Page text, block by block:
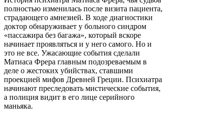
полностью изменилась после визита пациента,
страдающего амнезией. В ходе диагностики
доктор обнаруживает у больного синдром
«пассажира без багажа», который вскоре
начинает проявляться и у него самого. Но и
это не все. Ужасающие события сделали
Матиаса Фрера главным подозреваемым в
деле о жестоких убийствах, ставшими
проекцией мифов Древней Греции. Психиатра
начинают преследовать мистические события,
а полиция видит в его лице серийного
маньяка.